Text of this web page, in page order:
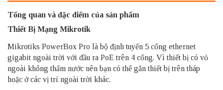
Tổng quan và đặc điểm của sản phẩm
Thiết Bị Mạng Mikrotik
Mikrotiks PowerBox Pro là bộ định tuyến 5 cổng ethernet
gigabit ngoài trời với đầu ra PoE trên 4 cổng. Vì thiết bị có vỏ
ngoài không thấm nước nên bạn có thể gắn thiết bị trên tháp
hoặc ở các vị trí ngoài trời khác.